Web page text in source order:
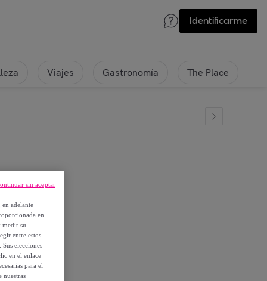
Identificarme
Viajes Gastronomía The Place
adelante
en
medir su
entre estos
elecciones
en el enlace
para el
nuestras
sin aceptar